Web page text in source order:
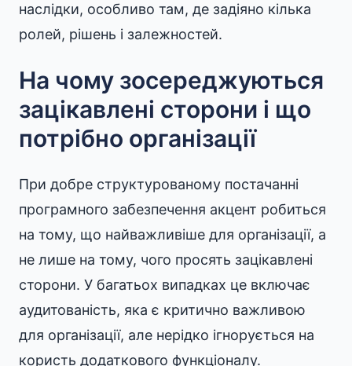
наслідки, особливо там, де задіяно кілька
ролей, рішень і залежностей.
На чому зосереджуються
зацікавлені сторони і що
потрібно організації
При добре структурованому постачанні
програмного забезпечення акцент робиться
на тому, що найважливіше для організації, а
не лише на тому, чого просять зацікавлені
сторони. У багатьох випадках це включає
аудитованість, яка є критично важливою
для організації, але нерідко ігнорується на
користь додаткового функціоналу.